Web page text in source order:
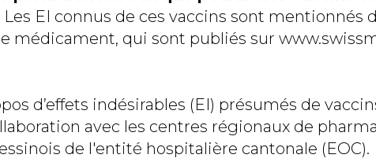
Les EI connus de ces vaccins sont mentionnés
médicament, qui sont publiés sur
d’effets indésirables (EI) présumés de
avec les centres régionaux de
de l'entité hospitalière cantonale (EOC).